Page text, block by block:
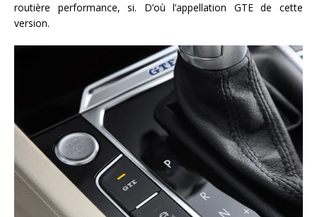
routière performance, si. D’où l’appellation GTE de cette
version.